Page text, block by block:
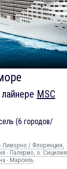
MSC
(6 городов/
Ливорно / Флоренция,
- Палермо, о. Сицилия
- Марсель